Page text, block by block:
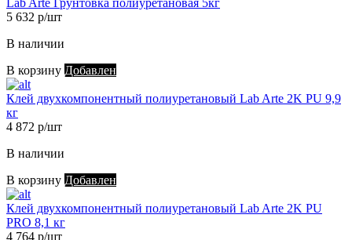
5 632 р/шт
В наличии
В корзину Добавлен
Клей двухкомпонентный полиуретановый Lab Arte 2K PU 9,9
кг
4 872 р/шт
В наличии
В корзину Добавлен
Клей двухкомпонентный полиуретановый Lab Arte 2K PU
PRO 8,1 кг
4 764 р/шт